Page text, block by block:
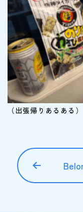
（出張帰りあるある）